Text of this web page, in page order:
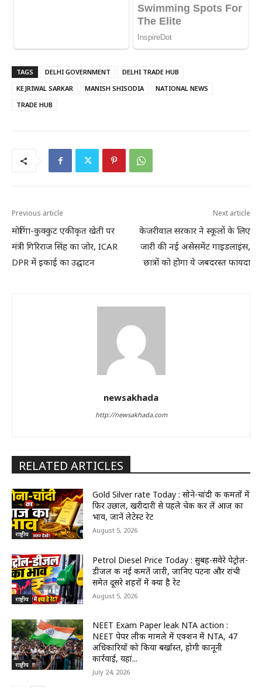
TAGS DELHI GOVERNMENT
DELHI TRADE HUB
KEJRIWAL SARKAR
MANISH SHISODIA
NATIONAL NEWS
TRADE HUB
Previous article
मोरिंगा-कुक्कुट एकीकृत खेती पर
मंत्री गिरिराज सिंह का जोर, ICAR
DPR में इकाई का उद्घाटन
Next article
केजरीवाल सरकार ने स्कूलों के लिए
जारी की नई असेसमेंट गाइडलाइंस,
छात्रों को होगा ये जबदरस्त फायदा
newsakhada
http://newsakhada.com
RELATED ARTICLES
राष्ट्रीय
Gold Silver rate Today : सोने-चांदी की कीमतों में
फिर उछाल, खरीदारी से पहले चेक कर लें आज का
भाव, जानें लेटेस्ट रेट
August 5, 2026
राष्ट्रीय
Petrol Diesel Price Today : सुबह-सवेरे पेट्रोल-
डीजल की नई कीमतें जारी, जानिए पटना और रांची
समेत दूसरे शहरों में क्या है रेट
August 5, 2026
राष्ट्रीय
NEET Exam Paper leak NTA action :
NEET पेपर लीक मामले में एक्शन में NTA, 47
अधिकारियों को किया बर्खास्त, होगी कानूनी
कार्रवाई, यहां...
July 24, 2026